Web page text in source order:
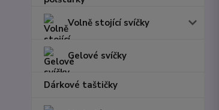
Volně stojící svíčky
Gelové svíčky
Dárkové taštičky